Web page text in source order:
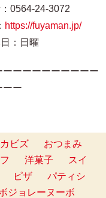
0564-24-3072
https://fuyaman.jp/
：日曜
ーーーーーーーーー
ーー
ビズ
おつまみ
洋菓子
スイ
ピザ
パティシ
ジョレーヌーボ